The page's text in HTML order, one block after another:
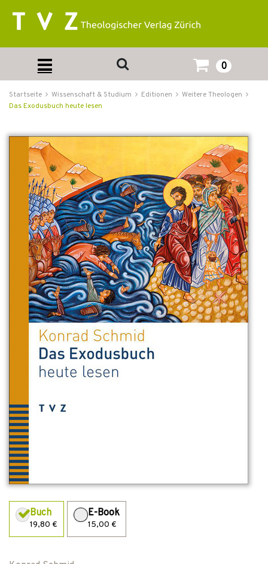
0
Startseite Wissenschaft & Studium Editionen
Weitere Theologen
Das Exodusbuch heute lesen
Buch
19,80 €
E-Book
15,00 €